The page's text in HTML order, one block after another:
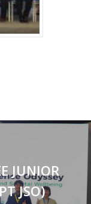
JUNIOR
JSO)